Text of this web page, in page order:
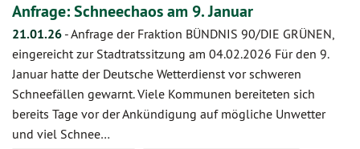
Anfrage: Schneechaos am 9. Januar
21.01.26 -Anfrage der Fraktion BÜNDNIS 90/DIE GRÜNEN,
eingereicht zur Stadtratssitzung am 04.02.2026 Für den 9.
Januar hatte der Deutsche Wetterdienst vor schweren
Schneefällen gewarnt. Viele Kommunen bereiteten sich
bereits Tage vor der Ankündigung auf mögliche Unwetter
und viel Schnee…